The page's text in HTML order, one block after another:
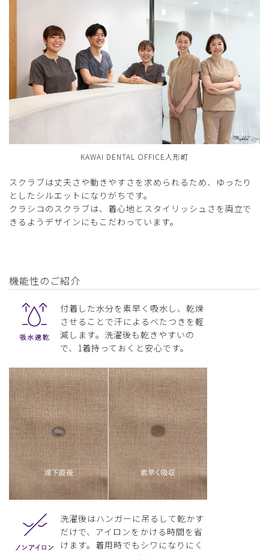
KAWAI DENTAL OFFICE人形町
スクラブは丈夫さや動きやすさを求められるため、ゆったり
としたシルエットになりがちです。
クラシコのスクラブは、着心地とスタイリッシュさを両立で
きるようデザインにもこだわっています。
機能性のご紹介
付着した水分を素早く吸水し、乾燥
させることで汗によるべたつきを軽
減します。洗濯後も乾きやすいの
で、1着持っておくと安心です。
洗濯後はハンガーに吊るして乾かす
だけで、アイロンをかける時間を省
けます。着用時でもシワになりにく